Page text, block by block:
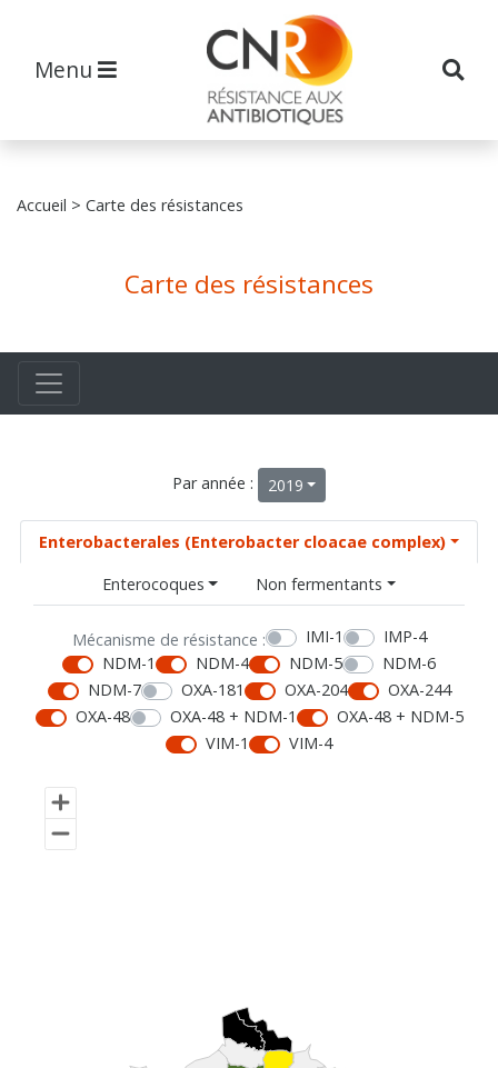
Menu
Accueil > Carte des résistances
Carte des résistances
Par année : 2019
Enterobacterales (Enterobacter cloacae complex)
Enterocoques
Non fermentants
Mécanisme de résistance : IMI-1
IMP-4
NDM-1
NDM-4 NDM-5
NDM-6
NDM-7
OXA-181 OXA-204
OXA-244
OXA-48
OXA-48 + NDM-1
OXA-48 + NDM-5
VIM-1
VIM-4